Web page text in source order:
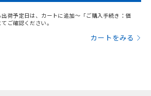
荷予定日は、カートに追加～「ご購入手続き：価
ご確認ください。
カートをみる